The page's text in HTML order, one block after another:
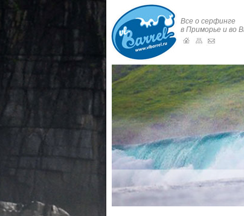
Все о серфинге
в Приморье и во